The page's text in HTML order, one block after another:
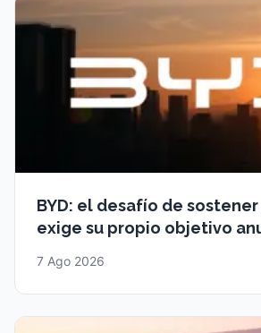
BYD: el desafío de
exige su propio objetivo
7 Ago 2026